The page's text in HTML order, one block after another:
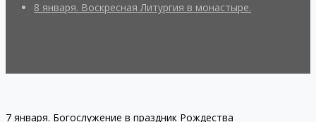
8 января. Воскресная Литургия в монастыре.
7 января. Богослужение в праздник Рождества